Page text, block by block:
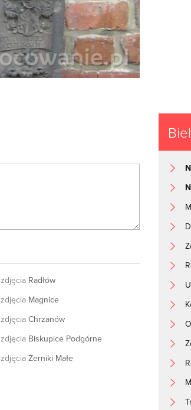
zdjęciaRadłów
zdjęciaMagnice
zdjęciaChrzanów
zdjęciaBiskupice Podgórne
zdjęciaŻerniki Małe